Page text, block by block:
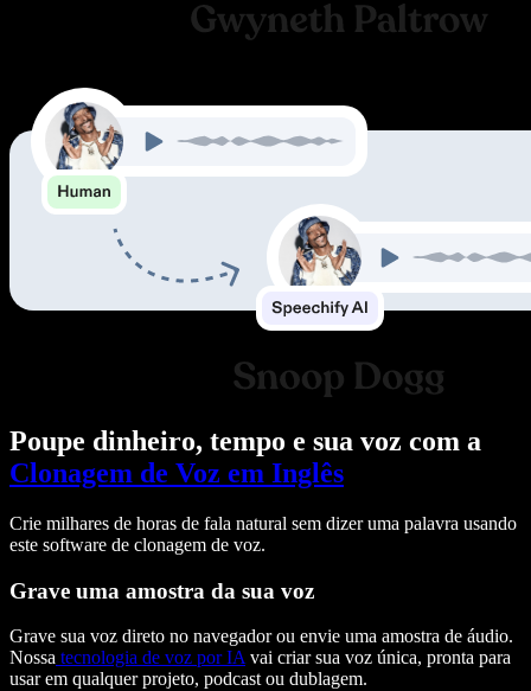
Poupe dinheiro, tempo e sua voz com a
Clonagem de Voz em Inglês
Crie milhares de horas de fala natural sem dizer uma palavra usando
este software de clonagem de voz.
Grave uma amostra da sua voz
Grave sua voz direto no navegador ou envie uma amostra de áudio.
Nossa tecnologia de voz por IAvai criar sua voz única, pronta para
usar em qualquer projeto, podcast ou dublagem.